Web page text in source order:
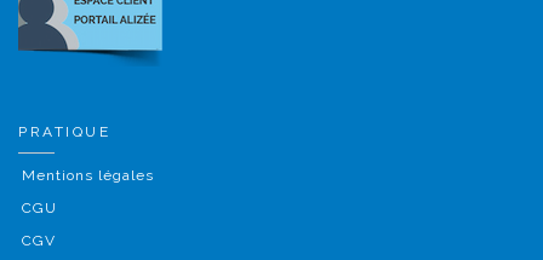
PRATIQUE
Mentions légales
CGU
CGV